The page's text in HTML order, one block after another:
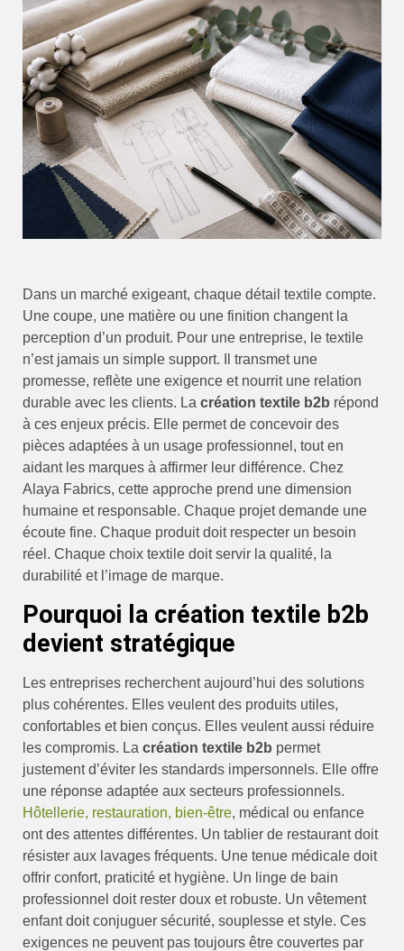
Dans un marché exigeant, chaque détail textile compte.
Une coupe, une matière ou une finition changent la
perception d’un produit. Pour une entreprise, le textile
n’est jamais un simple support. Il transmet une
promesse, reflète une exigence et nourrit une relation
durable avec les clients. La création textile b2b répond
à ces enjeux précis. Elle permet de concevoir des
pièces adaptées à un usage professionnel, tout en
aidant les marques à affirmer leur différence. Chez
Alaya Fabrics, cette approche prend une dimension
humaine et responsable. Chaque projet demande une
écoute fine. Chaque produit doit respecter un besoin
réel. Chaque choix textile doit servir la qualité, la
durabilité et l’image de marque.
Pourquoi la création textile b2b
devient stratégique
Les entreprises recherchent aujourd’hui des solutions
plus cohérentes. Elles veulent des produits utiles,
confortables et bien conçus. Elles veulent aussi réduire
les compromis. La création textile b2b permet
justement d’éviter les standards impersonnels. Elle offre
une réponse adaptée aux secteurs professionnels.
Hôtellerie, restauration, bien-être, médical ou enfance
ont des attentes différentes. Un tablier de restaurant doit
résister aux lavages fréquents. Une tenue médicale doit
offrir confort, praticité et hygiène. Un linge de bain
professionnel doit rester doux et robuste. Un vêtement
enfant doit conjuguer sécurité, souplesse et style. Ces
exigences ne peuvent pas toujours être couvertes par